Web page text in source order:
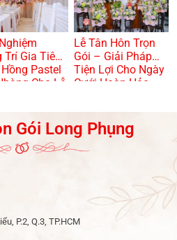
Trí Gia Tiên
Pastel
Cho Lễ
Lễ Tân Hôn Trọn
Gói – Giải Pháp
Tiện Lợi Cho Ngày
Cưới Hoàn Hảo
Gói Long Phụng
P.2, Q.3, TP.HCM